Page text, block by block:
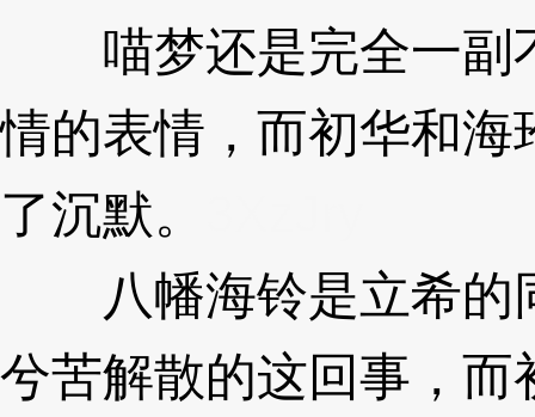
喵梦还是完全一副
情的表情，而初华和
了沉默。
八幡海铃是立希的
兮苦解散的这回事，